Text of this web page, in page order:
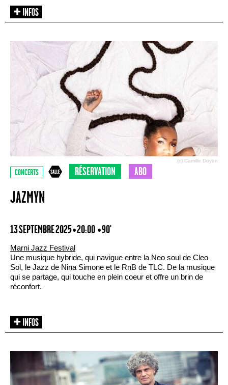
(c) Camille Doyen
CONCERTS RÉSERVATION ABO
JAZMYN
13 SEPTEMBRE 2025 • 20:00 • 90'
Marni Jazz Festival
Une musique hybride, qui navigue entre la Neo soul de Cleo
Sol, le Jazz de Nina Simone et le RnB de TLC. De la musique
qui se partage, qui touche en plein coeur et offre un brin de
réconfort.